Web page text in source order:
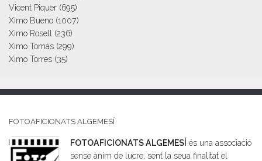
Vicent Piquer (695)
Ximo Bueno (1007)
Ximo Rosell
(236)
Ximo Tomás (299)
Ximo Torres (35)
FOTOAFICIONATS ALGEMESÍ
FOTOAFICIONATS ALGEMESÍ és una associació
sense ànim de lucre, sent la seua finalitat el